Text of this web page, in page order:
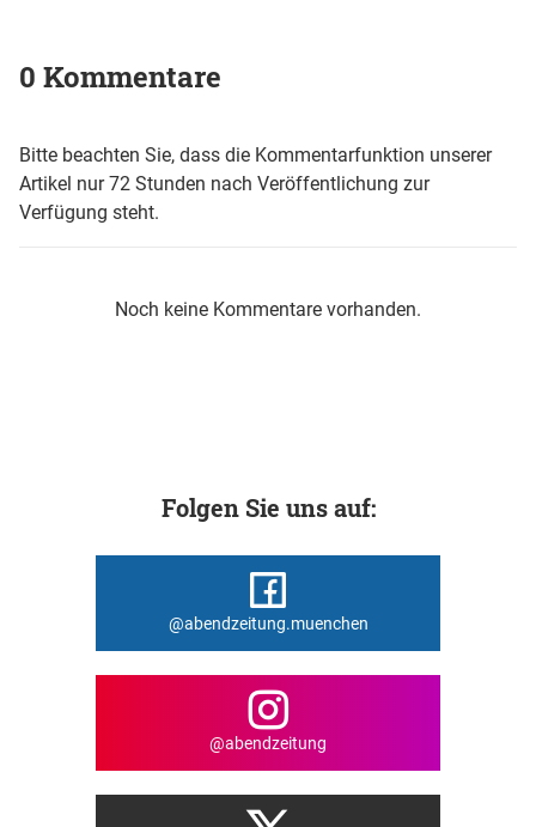
0 Kommentare
Bitte beachten Sie, dass die Kommentarfunktion unserer
Artikel nur 72 Stunden nach Veröffentlichung zur
Verfügung steht.
Noch keine Kommentare vorhanden.
Folgen Sie uns auf:
@abendzeitung.muenchen
@abendzeitung